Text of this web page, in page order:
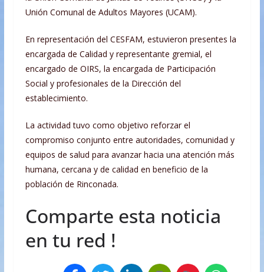
Unión Comunal de Adultos Mayores (UCAM).
En representación del CESFAM, estuvieron presentes la
encargada de Calidad y representante gremial, el
encargado de OIRS, la encargada de Participación
Social y profesionales de la Dirección del
establecimiento.
La actividad tuvo como objetivo reforzar el
compromiso conjunto entre autoridades, comunidad y
equipos de salud para avanzar hacia una atención más
humana, cercana y de calidad en beneficio de la
población de Rinconada.
Comparte esta noticia
en tu red !